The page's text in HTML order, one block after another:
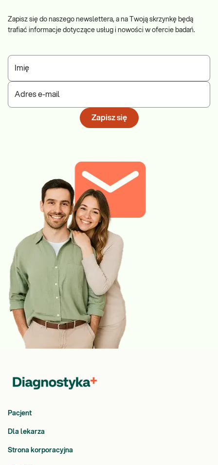
Zapisz się do naszego newslettera, a na Twoją skrzynkę będą
trafiać informacje dotyczące usług i nowości w ofercie badań.
Imię
Adres e-mail
Zapisz się
Pacjent
Dla lekarza
Strona korporacyjna